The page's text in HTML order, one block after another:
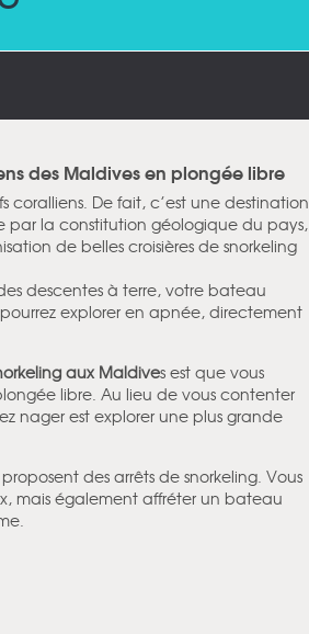
des Maldives en plongée libre
coralliens. De fait, c’est une destination
par la constitution géologique du pays,
de belles croisières de snorkeling
descentes à terre, votre bateau
explorer en apnée, directement
aux Maldives est que vous
libre. Au lieu de vous contenter
nager est explorer une plus grande
des arrêts de snorkeling. Vous
mais également affréter un bateau